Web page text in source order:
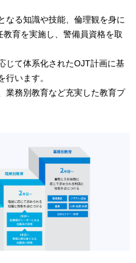
なる知識や技能、倫理観を身に
育を実施し、警備員資格を取
じて体系化されたOJT計画に基
行います。
業務別教育など充実した教育プ